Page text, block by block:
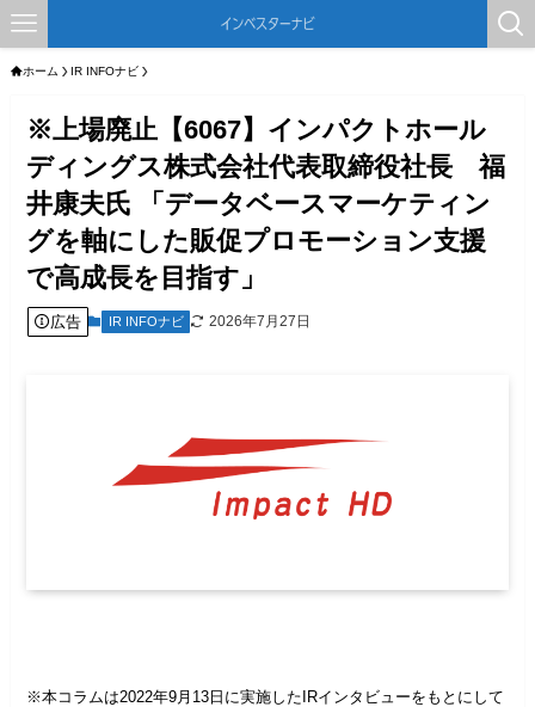
ホーム IR INFOナビ
※上場廃止【6067】インパクトホール
ディングス株式会社代表取締役社長 福
井康夫氏 「データベースマーケティン
グを軸にした販促プロモーション支援
で高成長を目指す」
広告 IR INFOナビ 2026年7月27日
※本コラムは2022年9月13日に実施したIRインタビューをもとにして